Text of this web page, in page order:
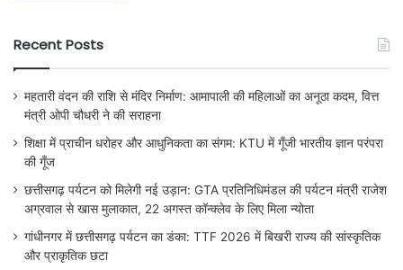
Recent Posts
महतारी वंदन की राशि से मंदिर निर्माण: आमापाली की महिलाओं का अनूठा कदम, वित्त
मंत्री ओपी चौधरी ने की सराहना
शिक्षा में प्राचीन धरोहर और आधुनिकता का संगम: KTU में गूँजी भारतीय ज्ञान परंपरा
की गूँज
छत्तीसगढ़ पर्यटन को मिलेगी नई उड़ान: GTA प्रतिनिधिमंडल की पर्यटन मंत्री राजेश
अग्रवाल से खास मुलाकात, 22 अगस्त कॉन्क्लेव के लिए मिला न्योता
गांधीनगर में छत्तीसगढ़ पर्यटन का डंका: TTF 2026 में बिखरी राज्य की सांस्कृतिक
और प्राकृतिक छटा